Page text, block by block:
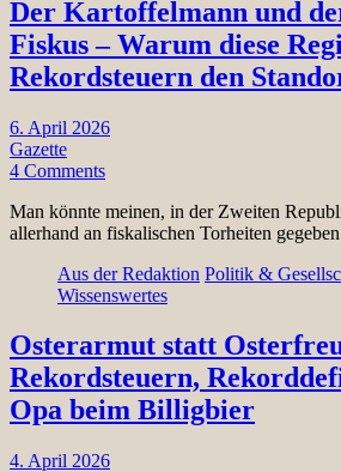
Der Kartoffelmann und
Fiskus – Warum diese
Rekordsteuern den
6. April 2026
Gazette
4 Comments
Man könnte meinen, in der Zweiten
allerhand an fiskalischen Torheiten
Aus der Redaktion Politik &
Wissenswertes
Osterarmut statt
Rekordsteuern,
Opa beim Billigbier
4. April 2026